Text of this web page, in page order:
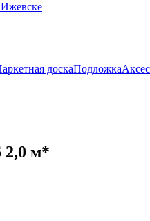
доскаПодложка
2,0 м*